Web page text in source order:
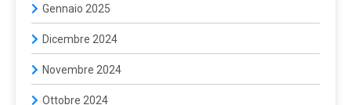
Gennaio 2025
Dicembre 2024
Novembre 2024
Ottobre 2024